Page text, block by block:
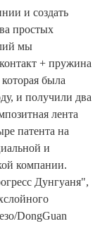
и создать
простых
мы
+ пружина
была
и получили два
лента
патента на
и
компании.
Дунгуаня",
DongGuan